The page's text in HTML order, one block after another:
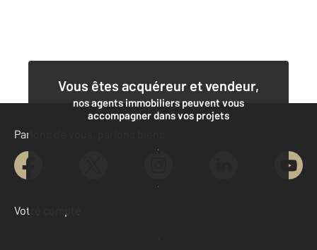
Vous êtes acquéreur et vendeur,
nos agents immobiliers peuvent vous
accompagner dans vos projets
Contacter l'agence
Demander une estimation
Parlons de vous, parlons biens
Votre compte :
Accéder à mon compte